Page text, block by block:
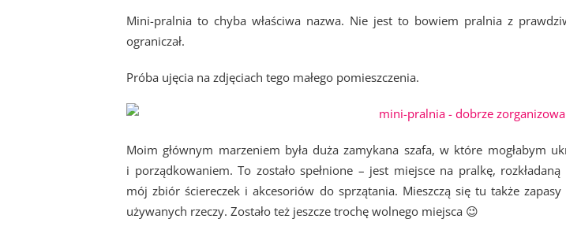
Mini-pralnia to chyba właściwa nazwa. Nie jest to bowiem pralnia z
ograniczał.
Próba ujęcia na zdjęciach tego małego pomieszczenia.
Moim głównym marzeniem była duża zamykana szafa, w które mogłabym
i porządkowaniem. To zostało spełnione – jest miejsce na pralkę,
mój zbiór ściereczek i akcesoriów do sprzątania. Mieszczą się tu także
używanych rzeczy. Zostało też jeszcze trochę wolnego miejsca 😉